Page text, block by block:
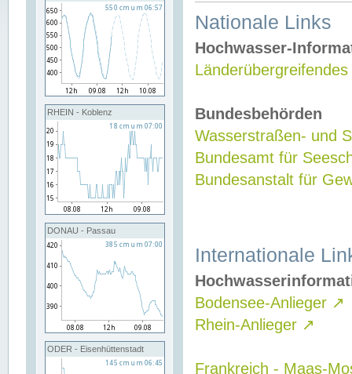
RHEIN - Koblenz
DONAU - Passau
ODER - Eisenhüttenstadt
Nationale Links
Hochwasser-
Bundesbehörden
Wasserstraßen- und
Bundesamt für
Bundesanstalt für
Internationale
Bodensee-Anlieger ↗
Rhein-Anlieger ↗
Frankreich - Maas-